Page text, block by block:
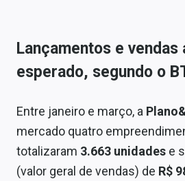
Lançamentos e vendas
esperado, segundo o
Entre janeiro e março, a
mercado quatro
totalizaram 3.663 unidades e
(valor geral de vendas) de R$